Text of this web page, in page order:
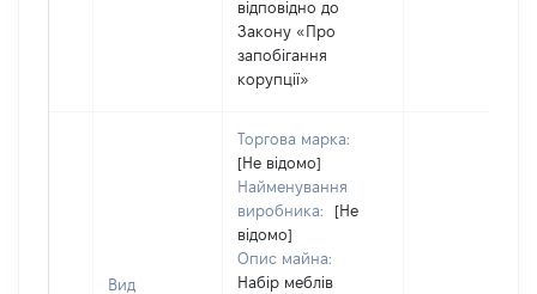
відповідно до
Закону «Про
запобігання
корупції»
Вид
Торгова марка:
[Не відомо]
Найменування
виробника:
[Не
відомо]
Опис майна:
Набір меблів